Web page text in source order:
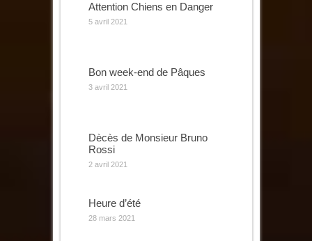
Attention Chiens en Danger
5 avril 2021
Bon week-end de Pâques
3 avril 2021
Dècès de Monsieur Bruno
Rossi
2 avril 2021
Heure d’été
28 mars 2021